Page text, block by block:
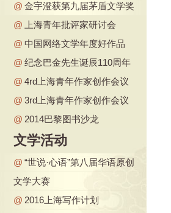
@ 金宇澄获第九届茅盾文学奖
@
上海青年批评家研讨会
@ 中国网络文学年度好作品
@ 纪念巴金先生诞辰110周年
@ 4rd上海青年作家创作会议
@ 3rd上海青年作家创作会议
@ 2014巴黎图书沙龙
文学活动
@ “世说·心语”第八届华语原创
文学大赛
@ 2016上海写作计划